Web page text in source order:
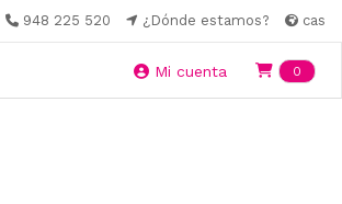
948 225 520 ¿Dónde estamos? cas
Mi cuenta 0